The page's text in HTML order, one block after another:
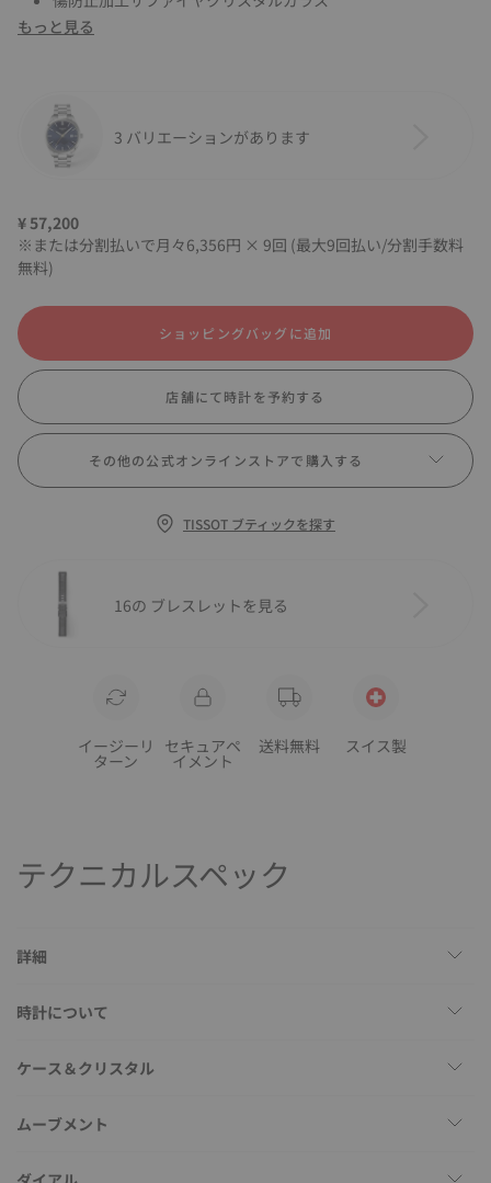
もっと見る
3 バリエーションがあります
¥ 57,200
※または分割払いで月々6,356円 × 9回 (最大9回払い/分割手数料
無料)
ショッピングバッグに追加
店舗にて時計を予約する
その他の公式オンラインストアで購入する
TISSOT ブティックを探す
16の ブレスレットを見る
イージーリ
ターン
セキュアペ
イメント
送料無料 スイス製
テクニカルスペック
詳細
時計について
ケース＆クリスタル
ムーブメント